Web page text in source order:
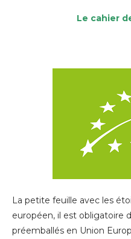
Le cahier
La petite feuille avec les
européen, il est obligatoire
préemballés en Union